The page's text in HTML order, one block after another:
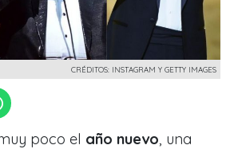
CRÉDITOS: INSTAGRAM Y GETTY IMAGES
poco el año nuevo, una